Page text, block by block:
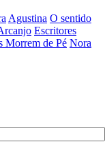
Agustina O sentido
Escritores
Morrem de Pé Nora